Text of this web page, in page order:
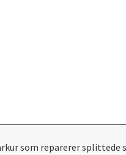
hårkur som reparerer